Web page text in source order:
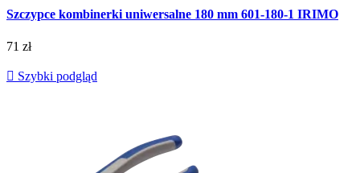
Szczypce kombinerki uniwersalne 180 mm 601-180-1 IRIMO
71 zł
 Szybki podgląd